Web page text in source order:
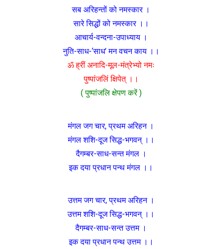
सब अरिहन्तों को नमस्कार ।
सारे सिद्धों को नमस्कार ।।
आचार्य-वन्दना-उपाध्याय ।
नुति-साध-‘साध’ मन वचन काय ।।
ॐ ह्रीं अनादि-मूल-मंत्रेभ्यो नमः
पुष्पांजलिं क्षिपेत् ।।
( पुष्पांजलि क्षेपण करें )
मंगल जग चार, प्रथम अरिहन ।
मंगल शशि-दूज सिद्ध-भगवन् ।।
दैगम्बर-साध-सन्त मंगल ।
इक दया प्रधान पन्थ मंगल ।।
उत्तम जग चार, प्रथम अरिहन ।
उत्तम शशि-दूज सिद्ध-भगवन् ।।
दैगम्बर-साध-सन्त उत्तम ।
इक दया प्रधान पन्थ उत्तम ।।